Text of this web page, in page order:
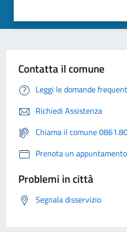
Contatta il comune
Leggi le domande
Richiedi Assistenza
Chiama il comune
Prenota un appuntamento
Problemi in città
Segnala disservizio